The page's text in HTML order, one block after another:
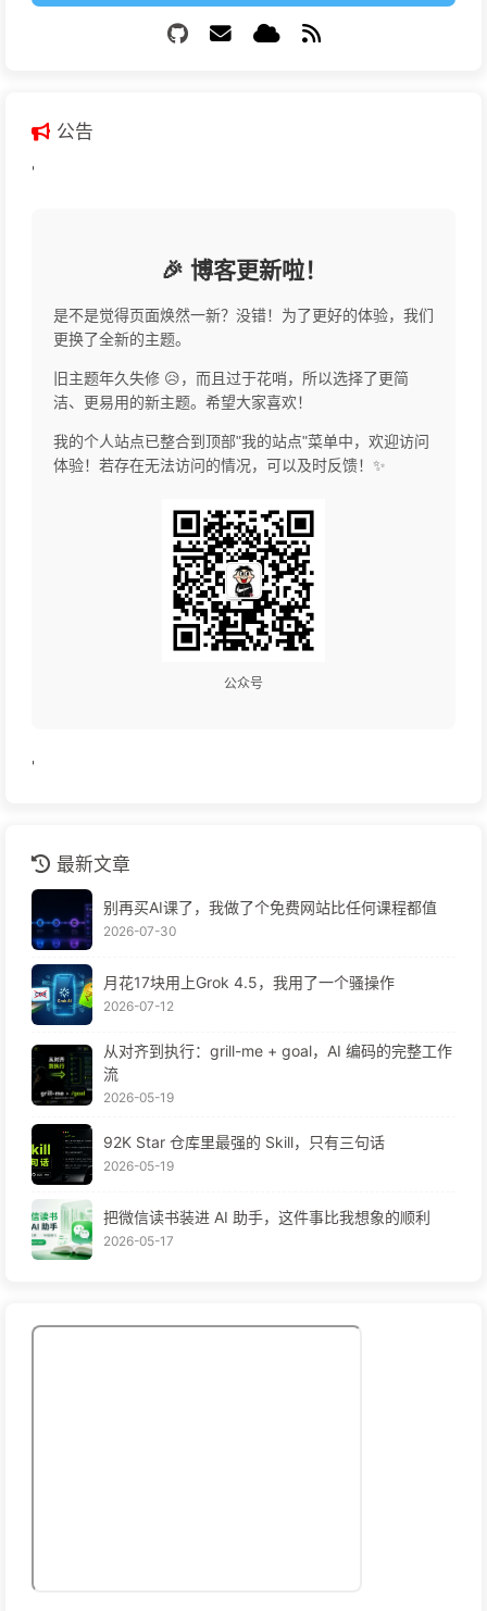
公告
'
🎉 博客更新啦！
是不是觉得页面焕然一新？没错！为了更好的体验，我们
更换了全新的主题。
旧主题年久失修 😥，而且过于花哨，所以选择了更简
洁、更易用的新主题。希望大家喜欢！
我的个人站点已整合到顶部"我的站点"菜单中，欢迎访问
体验！若存在无法访问的情况，可以及时反馈！✨
公众号
'
最新文章
别再买AI课了，我做了个免费网站比任何课程都值
2026-07-30
月花17块用上Grok 4.5，我用了一个骚操作
2026-07-12
从对齐到执行：grill-me + goal，AI 编码的完整工作
流
2026-05-19
92K Star 仓库里最强的 Skill，只有三句话
2026-05-19
把微信读书装进 AI 助手，这件事比我想象的顺利
2026-05-17